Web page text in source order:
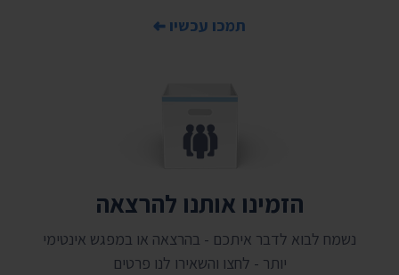
תמכו עכשיו
הזמינו אותנו להרצאה
נשמח לבוא לדבר איתכם - בהרצאה או במפגש אינטימי
יותר - לחצו והשאירו לנו פרטים